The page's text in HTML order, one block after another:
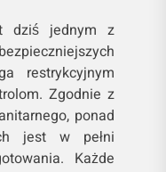
dziś jednym z
restrykcyjnym
Zgodnie z
ponad
jest w pełni
Każde